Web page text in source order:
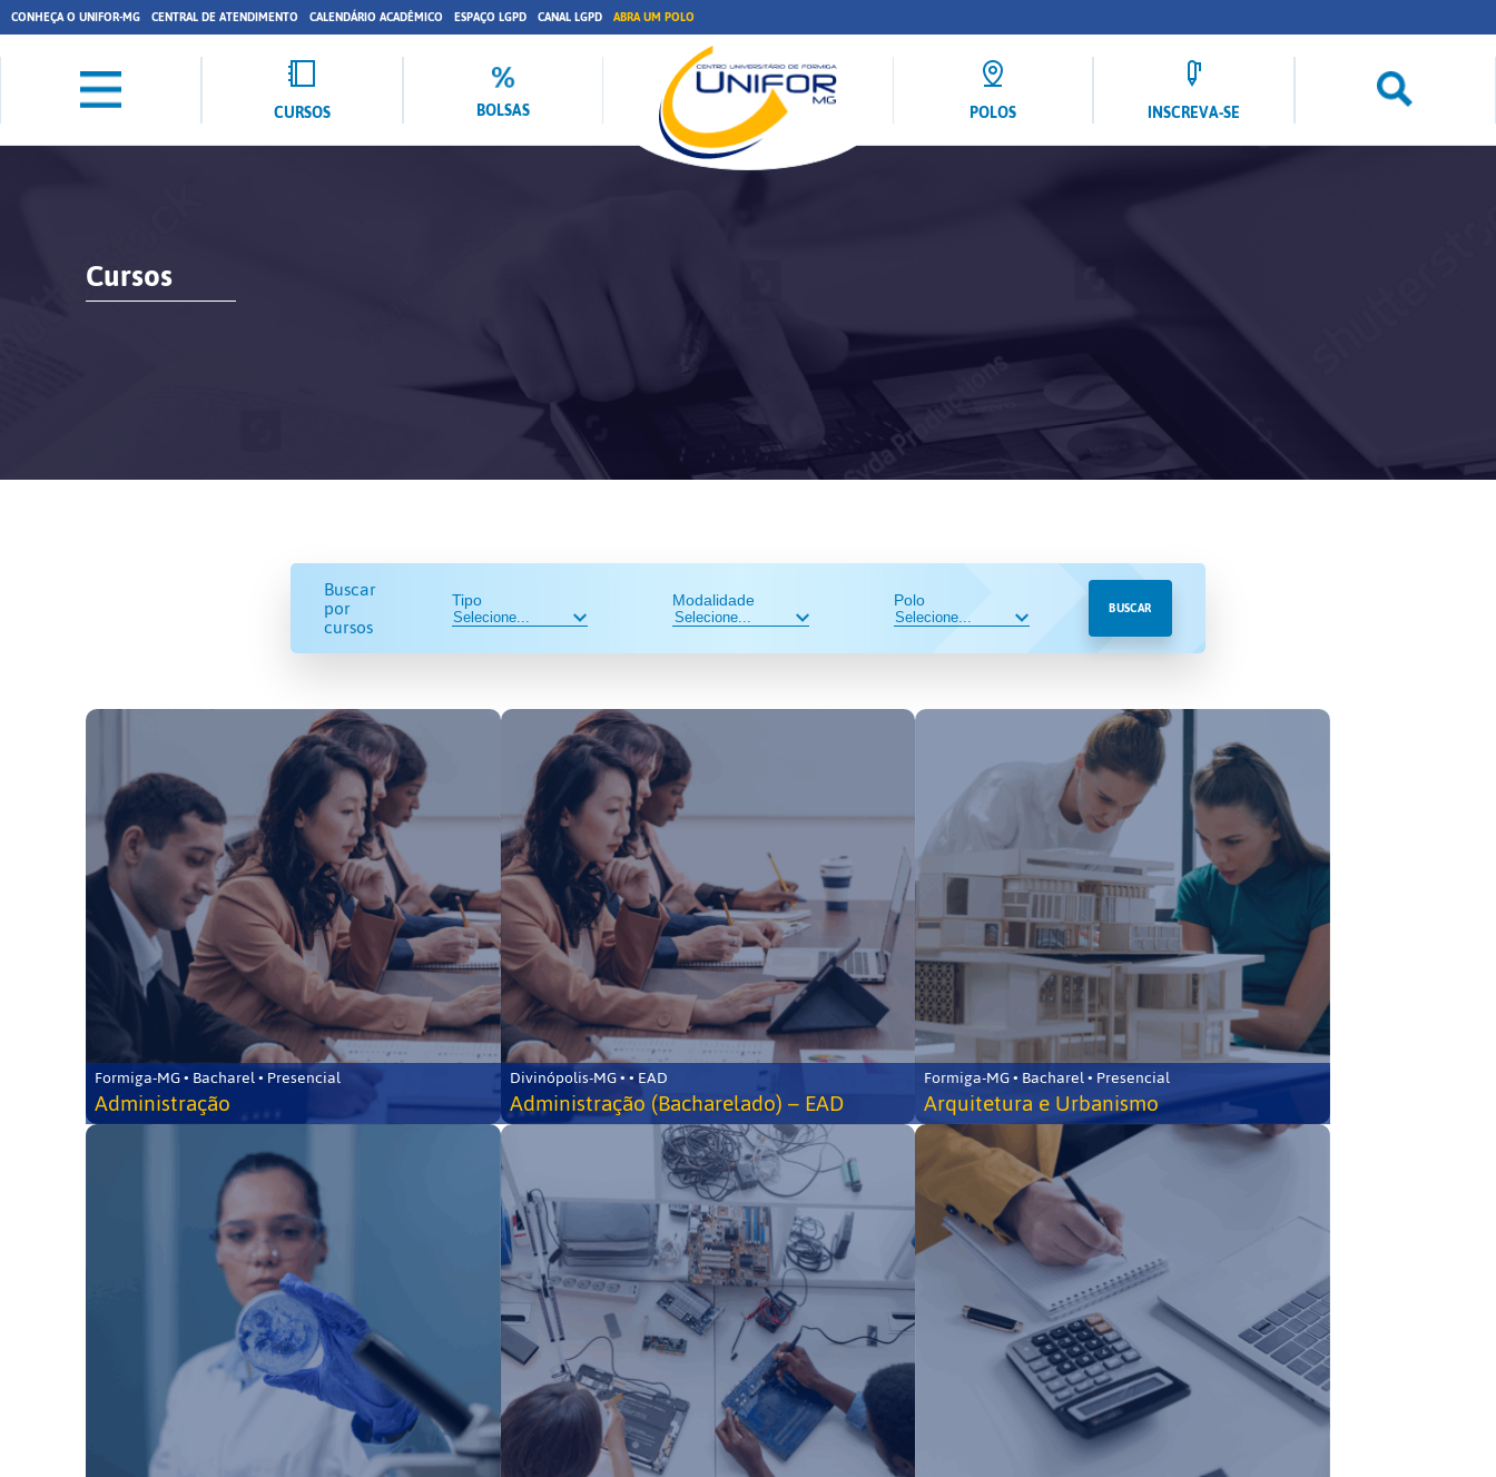
CONHEÇA O UNIFOR-MG CENTRAL DE ATENDIMENTO CALENDÁRIO ACADÊMICO ESPAÇO LGPD CANAL LGPD ABRA UM POLO
CURSOS BOLSAS POLOS INSCREVA-SE
Cursos
Buscar
por
cursos
Tipo Modalidade Polo BUSCAR
Formiga-MG • Bacharel • Presencial
Administração
Divinópolis-MG • • EAD
Administração (Bacharelado) – EAD
Formiga-MG • Bacharel • Presencial
Arquitetura e Urbanismo